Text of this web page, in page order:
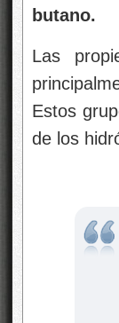
butano.
Las
Estos
de los